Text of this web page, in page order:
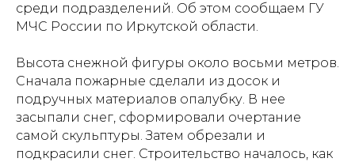
среди подразделений. Об этом сообщаем ГУ
МЧС России по Иркутской области.
Высота снежной фигуры около восьми метров.
Сначала пожарные сделали из досок и
подручных материалов опалубку. В нее
засыпали снег, сформировали очертание
самой скульптуры. Затем обрезали и
подкрасили снег. Строительство началось, как